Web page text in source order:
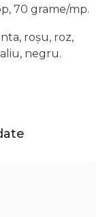
70 grame/mp.
roșu, roz,
negru.